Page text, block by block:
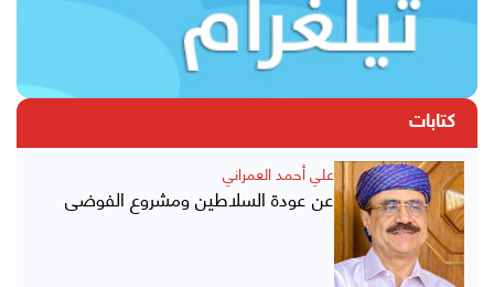
كتابات
علي أحمد العمراني
عن عودة السلاطين ومشروع الفوضى